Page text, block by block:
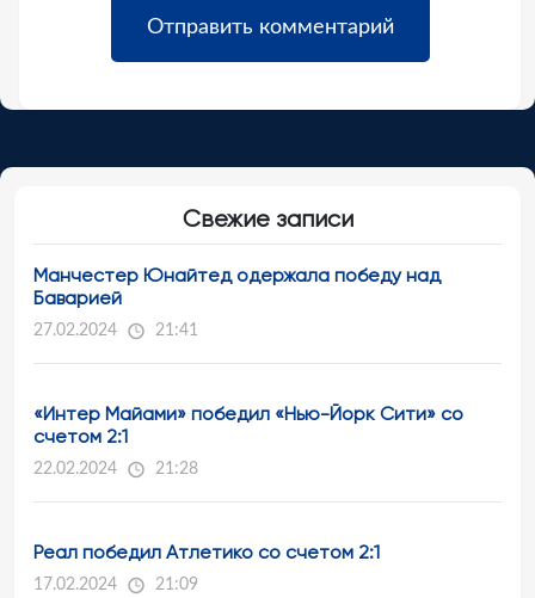
Свежие записи
Манчестер Юнайтед одержала победу над
Баварией
27.02.2024 21:41
«Интер Майами» победил «Нью-Йорк Сити» со
счетом 2:1
22.02.2024 21:28
Реал победил Атлетико со счетом 2:1
17.02.2024 21:09